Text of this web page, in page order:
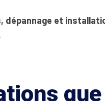
dépannage et